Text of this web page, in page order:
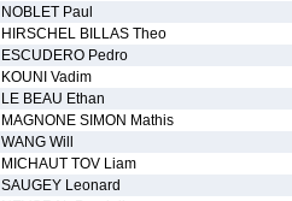
NOBLET Paul
HIRSCHEL BILLAS Theo
ESCUDERO Pedro
KOUNI Vadim
LE BEAU Ethan
MAGNONE SIMON Mathis
WANG Will
MICHAUT TOV Liam
SAUGEY Leonard